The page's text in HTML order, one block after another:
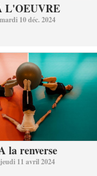
L'OEUVRE
mardi 10 déc. 2024
la renverse
jeudi 11 avril 2024